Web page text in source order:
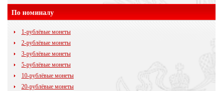
По номиналу
1-рублёвые монеты
2-рублёвые монеты
3-рублёвые монеты
5-рублёвые монеты
10-рублёвые монеты
20-рублёвые монеты